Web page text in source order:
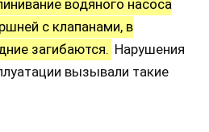
водяного насоса
с клапанами, в
загибаются. Нарушения
вызывали такие